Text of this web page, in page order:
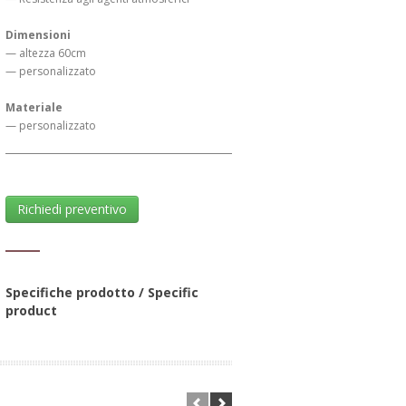
Dimensioni
— altezza 60cm
— personalizzato
Materiale
— personalizzato
Richiedi preventivo
Specifiche prodotto / Specific
product